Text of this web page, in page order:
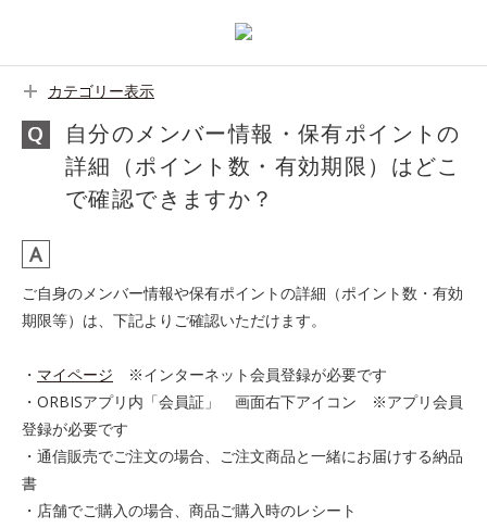
カテゴリー表示
自分のメンバー情報・保有ポイントの
詳細（ポイント数・有効期限）はどこ
で確認できますか？
ご自身のメンバー情報や保有ポイントの詳細（ポイント数・有効
期限等）は、下記よりご確認いただけます。
・ マイページ ※インターネット会員登録が必要です
・ORBISアプリ内「会員証」 画面右下アイコン ※アプリ会員
登録が必要です
・通信販売でご注文の場合、ご注文商品と一緒にお届けする納品
書
・店舗でご購入の場合、商品ご購入時のレシート